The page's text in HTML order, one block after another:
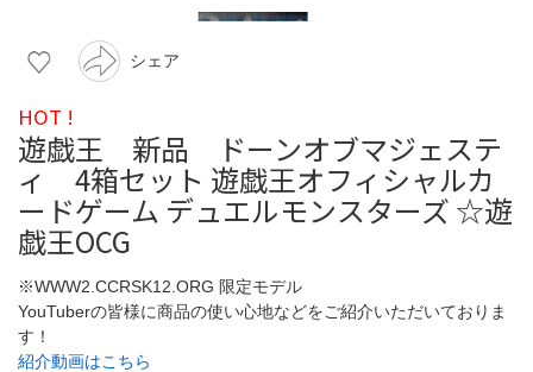
シェア
HOT !
遊戯王 新品 ドーンオブマジェステ
ィ 4箱セット 遊戯王オフィシャルカ
ードゲーム デュエルモンスターズ ☆遊
戯王OCG
※WWW2.CCRSK12.ORG 限定モデル
YouTuberの皆様に商品の使い心地などをご紹介いただいておりま
す！
紹介動画はこちら